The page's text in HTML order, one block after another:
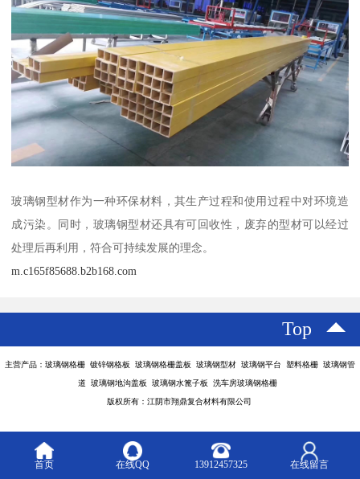
玻璃钢型材作为一种环保材料，其生产过程和使用过程中对环境造
成污染。同时，玻璃钢型材还具有可回收性，废弃的型材可以经过
处理后再利用，符合可持续发展的理念。
m.c165f85688.b2b168.com
Top
主营产品：玻璃钢格栅 镀锌钢格板 玻璃钢格栅盖板 玻璃钢型材 玻璃钢平台 塑料格栅 玻璃钢管
道 玻璃钢地沟盖板 玻璃钢水篦子板 洗车房玻璃钢格栅
版权所有：江阴市翔鼎复合材料有限公司
首页 在线QQ 13912457325 在线留言